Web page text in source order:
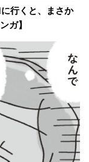
行くと、まさか
ガ】